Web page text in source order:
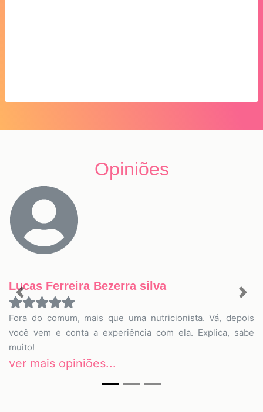
Opiniões
Lucas Ferreira Bezerra silva
Fora do comum, mais que uma nutricionista. Vá, depois
você vem e conta a experiência com ela. Explica, sabe
muito!
ver mais opiniões...
Previous Next